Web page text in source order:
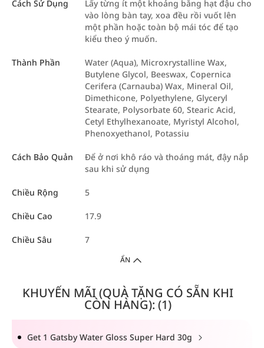
Cách Sử Dụng
Lấy từng ít một khoảng bằng hạt đậu cho
vào lòng bàn tay, xoa đều rồi vuốt lên
một phần hoặc toàn bộ mái tóc để tạo
kiểu theo ý muốn.
Thành Phần
Water (Aqua), Microxrystalline Wax,
Butylene Glycol, Beeswax, Copernica
Cerifera (Carnauba) Wax, Mineral Oil,
Dimethicone, Polyethylene, Glyceryl
Stearate, Polysorbate 60, Stearic Acid,
Cetyl Ethylhexanoate, Myristyl Alcohol,
Phenoxyethanol, Potassiu
Cách Bảo Quản
Để ở nơi khô ráo và thoáng mát, đậy nắp
sau khi sử dụng
Chiều Rộng 5
Chiều Cao 17.9
Chiều Sâu 7
ẨN
KHUYẾN MÃI (QUÀ TẶNG CÓ SẴN KHI
CÒN HÀNG): (1)
Get 1 Gatsby Water Gloss Super Hard 30g